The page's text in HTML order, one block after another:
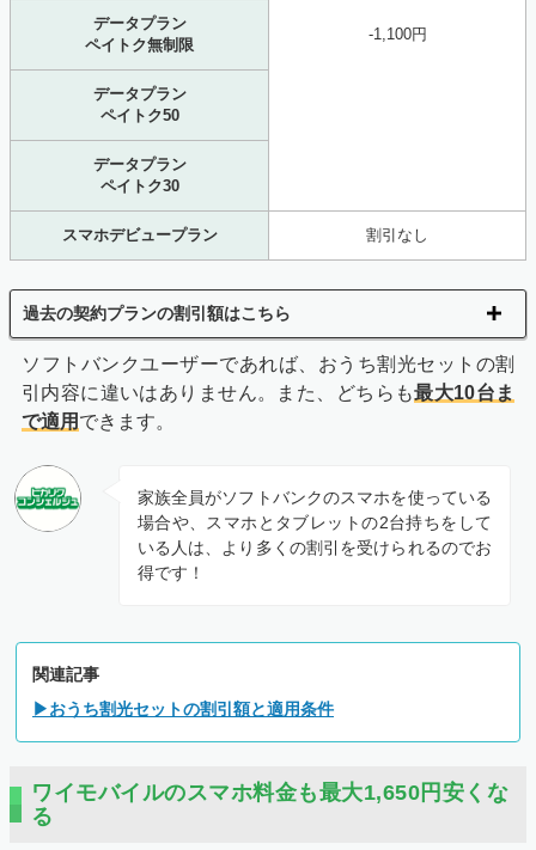
-1,100円
データプラン
ペイトク無制限
データプラン
ペイトク50
データプラン
ペイトク30
スマホデビュープラン 割引なし
過去の契約プランの割引額はこちら
ソフトバンクユーザーであれば、おうち割光セットの割
引内容に違いはありません。また、どちらも最大10台ま
で適用 できます。
家族全員がソフトバンクのスマホを使っている
場合や、スマホとタブレットの2台持ちをして
いる人は、より多くの割引を受けられるのでお
得です！
関連記事
▶おうち割光セットの割引額と適用条件
ワイモバイルのスマホ料金も最大1,650円安くな
る